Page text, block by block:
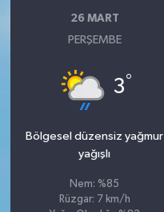
26 MART
PERŞEMBE
3°
Bölgesel düzensiz yağmur
yağışlı
Nem: %85
Rüzgar: 7 km/h